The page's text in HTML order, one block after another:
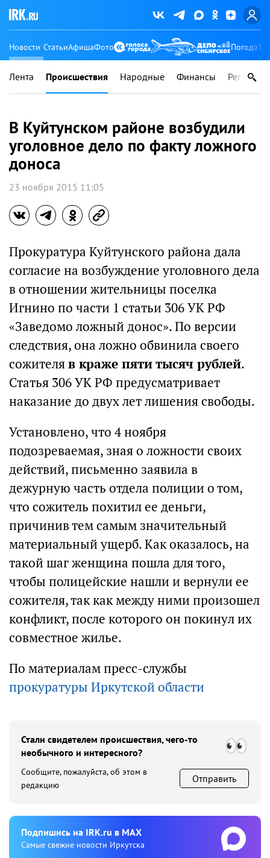
Новости СтатьиАфишаФото Погода
Лента Происшествия Народные Финансы Регионы
В Куйтунском районе возбудили
уголовное дело по факту ложного
доноса
23 ноября 2015 11:05
Прокуратура Куйтунского района дала
согласие на возбуждение уголовного дела
в отношении жительницы поселка
Игнино по части 1 статьи 306 УК РФ
«Заведомо ложный донос». По версии
следствия, она ложно обвинила своего
сожителяв краже пяти тысяч рублей.
Статья 306 УК РФ предусматривает
наказание до двух лет лишения свободы.
Установлено, что 4 ноября
подозреваемая, зная о ложности своих
действий, письменно заявила в
дежурную часть отдела полиции о том,
что сожитель похитил ее деньги,
причинив тем самым значительный
материальный ущерб. Как оказалось, на
такой шаг женщина пошла для того,
чтобы полицейские нашли и вернули ее
сожителя, так как между ними произошел
конфликт, после которого он покинул их
совместное жилье.
По материалам пресс-службы
прокуратуры Иркутской области
Стали свидетелем происшествия, чего-то
необычного и интересного?
Сообщите, пожалуйста, об этом в
редакцию
Отправить
Подпишиcь на IRK.ru в MAX
Cамые свежие новости Иркутска